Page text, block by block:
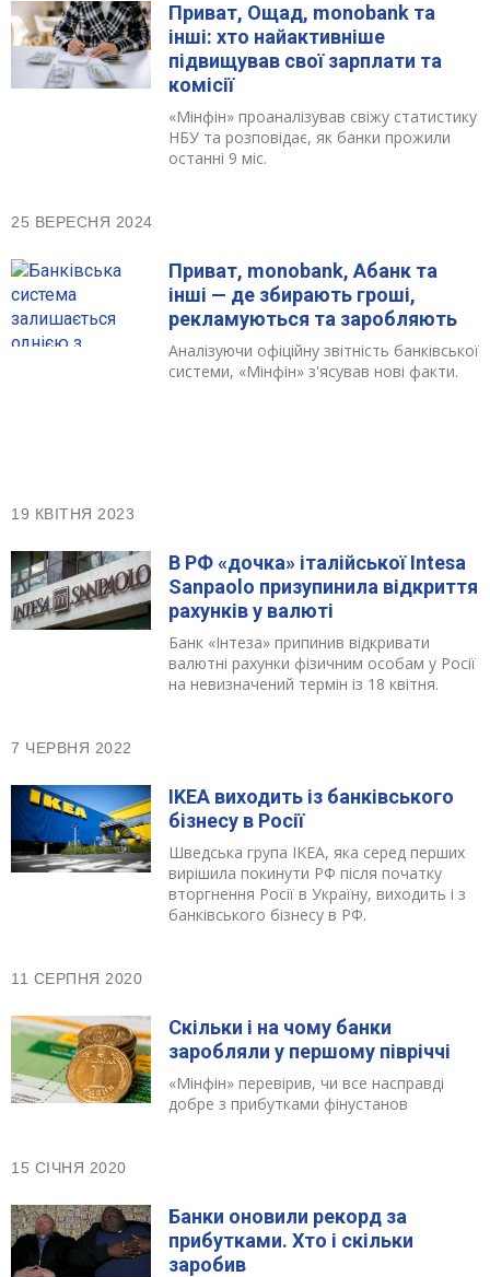
Інтернет-банкінг
Рахунки для бізнесу
Приват, Ощад, monobank та
інші: хто найактивніше
підвищував свої зарплати та
комісії
«Мінфін» проаналізував свіжу статистику
НБУ та розповідає, як банки прожили
останні 9 міс.
25 ВЕРЕСНЯ 2024
Приват, monobank, Абанк та
інші — де збирають гроші,
рекламуються та заробляють
Аналізуючи офіційну звітність банківської
системи, «Мінфін» з'ясував нові факти.
19 КВІТНЯ 2023
В РФ «дочка» італійської Intesa
Sanpaolo призупинила відкриття
рахунків у валюті
Банк «Інтеза» припинив відкривати
валютні рахунки фізичним особам у Росії
на невизначений термін із 18 квітня.
7 ЧЕРВНЯ 2022
IKEA виходить із банківського
бізнесу в Росії
Шведська група IKEA, яка серед перших
вирішила покинути РФ після початку
вторгнення Росії в Україну, виходить і з
банківського бізнесу в РФ.
11 СЕРПНЯ 2020
Скільки і на чому банки
заробляли у першому півріччі
«Мінфін» перевірив, чи все насправді
добре з прибутками фінустанов
15 СІЧНЯ 2020
Банки оновили рекорд за
прибутками. Хто і скільки
заробив